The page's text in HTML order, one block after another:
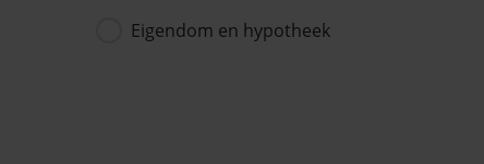
Eigendom en hypotheek